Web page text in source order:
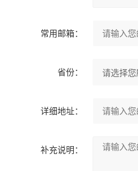
常用邮箱：
省份：
详细地址：
补充说明：